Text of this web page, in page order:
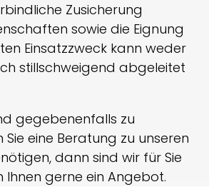
Zusicherung
sowie die Eignung
Einsatzzweck kann weder
still­schweigend abgeleitet
gegebenenfalls zu
eine Beratung zu unseren
dann sind wir für Sie
gerne ein Angebot.